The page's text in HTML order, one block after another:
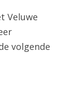
Veluwe
volgende